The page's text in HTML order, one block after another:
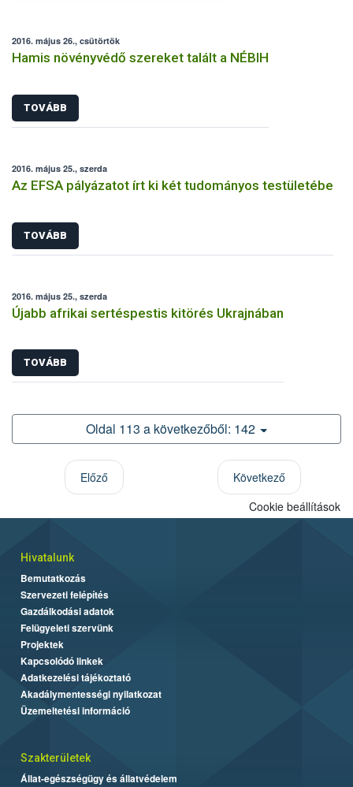
2016. május 26., csütörtök
Hamis növényvédő szereket talált a NÉBIH
TOVÁBB
2016. május 25., szerda
Az EFSA pályázatot írt ki két tudományos testületébe
TOVÁBB
2016. május 25., szerda
Újabb afrikai sertéspestis kitörés Ukrajnában
TOVÁBB
Oldal 113 a következőből: 142
Előző
Következő
Cookie beállítások
Hivatalunk
Bemutatkozás
Szervezeti felépítés
Gazdálkodási adatok
Felügyeleti szervünk
Projektek
Kapcsolódó linkek
Adatkezelési tájékoztató
Akadálymentességi nyilatkozat
Üzemeltetési információ
Szakterületek
Állat-egészségügy és állatvédelem